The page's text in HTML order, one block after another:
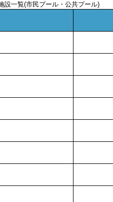
設一覧(市民プール・公共プール)